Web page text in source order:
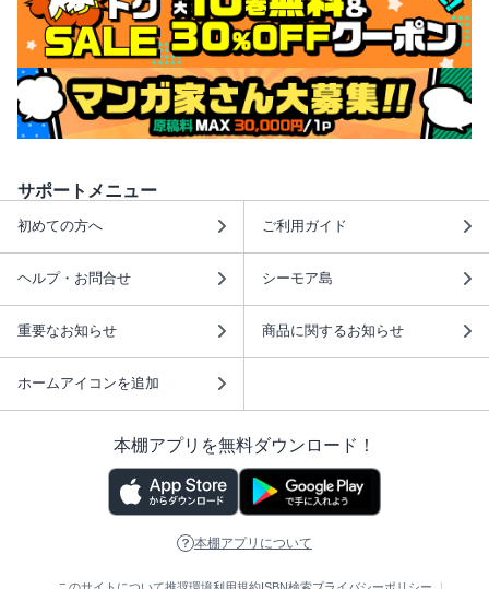
サポートメニュー
初めての方へ ご利用ガイド
ヘルプ・お問合せ シーモア島
重要なお知らせ 商品に関するお知らせ
ホームアイコンを追加
本棚アプリを無料ダウンロード！
本棚アプリについて